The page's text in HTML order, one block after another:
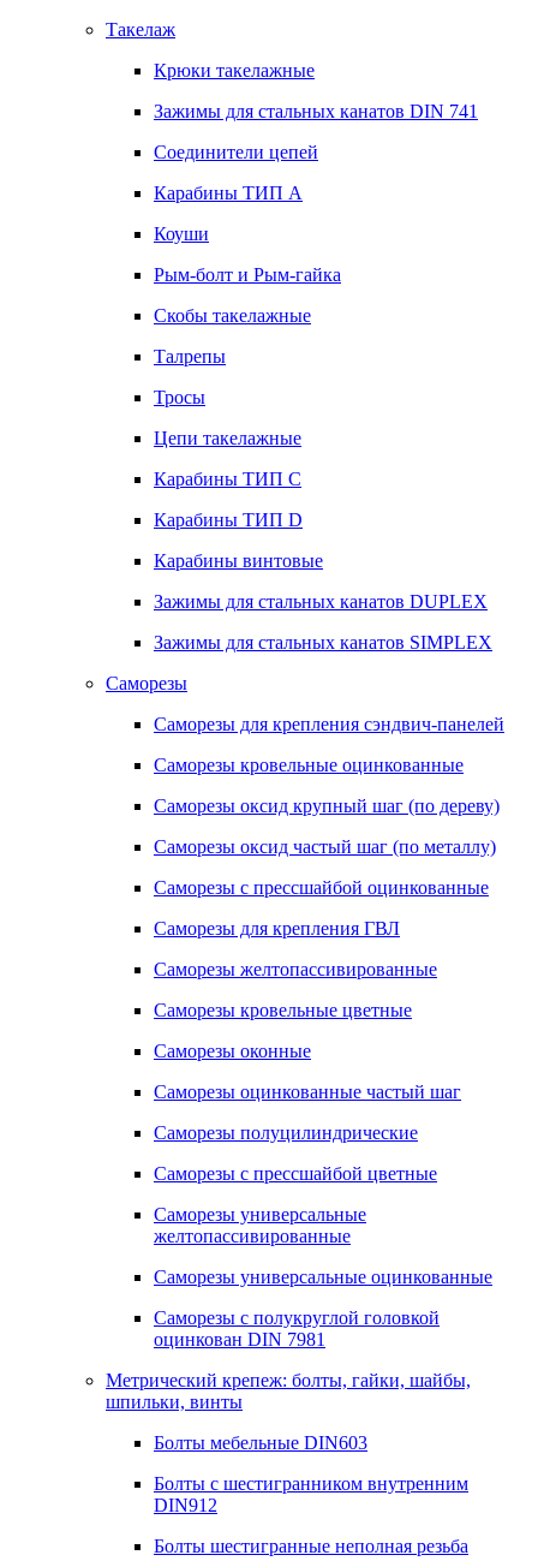
Такелаж
Крюки такелажные
Зажимы для стальных канатов DIN 741
Соединители цепей
Карабины ТИП А
Коуши
Рым-болт и Рым-гайка
Скобы такелажные
Талрепы
Тросы
Цепи такелажные
Карабины ТИП C
Карабины ТИП D
Карабины винтовые
Зажимы для стальных канатов DUPLEX
Зажимы для стальных канатов SIMPLEX
Саморезы
Саморезы для крепления сэндвич-панелей
Саморезы кровельные оцинкованные
Саморезы оксид крупный шаг (по дереву)
Саморезы оксид частый шаг (по металлу)
Саморезы с прессшайбой оцинкованные
Саморезы для крепления ГВЛ
Саморезы желтопассивированные
Саморезы кровельные цветные
Саморезы оконные
Саморезы оцинкованные частый шаг
Саморезы полуцилиндрические
Саморезы с прессшайбой цветные
Саморезы универсальные
желтопассивированные
Саморезы универсальные оцинкованные
Саморезы с полукруглой головкой
оцинкован DIN 7981
Метрический крепеж: болты, гайки, шайбы,
шпильки, винты
Болты мебельные DIN603
Болты с шестигранником внутренним
DIN912
Болты шестигранные неполная резьба